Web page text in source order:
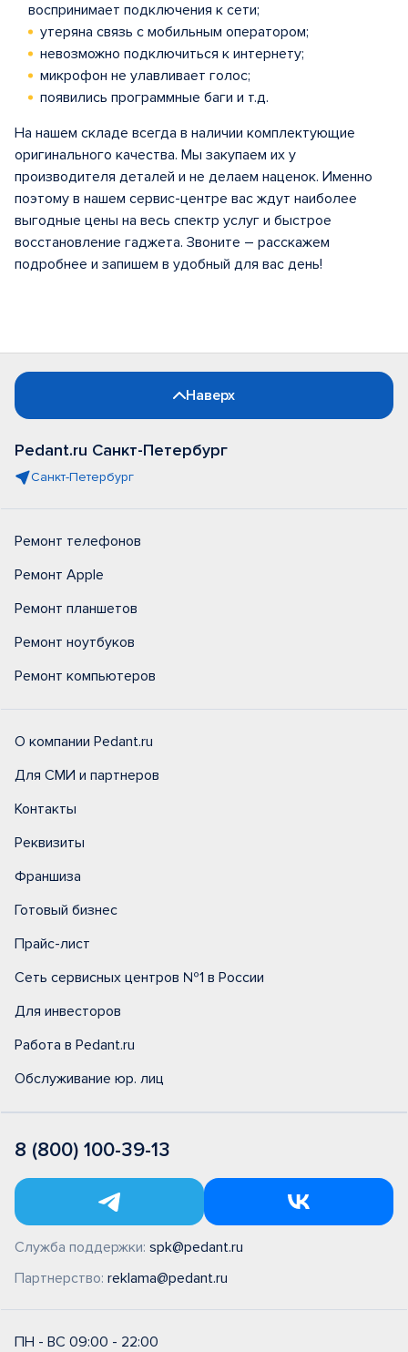
воспринимает подключения к сети;
утеряна связь с мобильным оператором;
невозможно подключиться к интернету;
микрофон не улавливает голос;
появились программные баги и т.д.
На нашем складе всегда в наличии комплектующие
оригинального качества. Мы закупаем их у
производителя деталей и не делаем наценок. Именно
поэтому в нашем сервис-центре вас ждут наиболее
выгодные цены на весь спектр услуг и быстрое
восстановление гаджета. Звоните – расскажем
подробнее и запишем в удобный для вас день!
Наверх
Pedant.ru Санкт-Петербург
Санкт-Петербург
Ремонт телефонов
Ремонт Apple
Ремонт планшетов
Ремонт ноутбуков
Ремонт компьютеров
О компании Pedant.ru
Для СМИ и партнеров
Контакты
Реквизиты
Франшиза
Готовый бизнес
Прайс-лист
Сеть сервисных центров №1 в России
Для инвесторов
Работа в Pedant.ru
Обслуживание юр. лиц
8 (800) 100-39-13
Служба поддержки: spk@pedant.ru
Партнерство: reklama@pedant.ru
ПН - ВС 09:00 - 22:00